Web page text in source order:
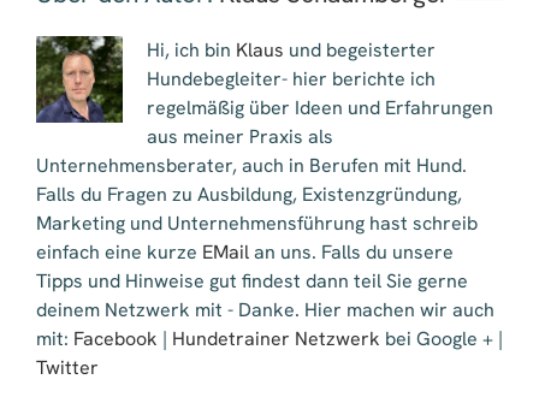
Hi, ich bin Klaus und begeisterter
Hundebegleiter- hier berichte ich
regelmäßig über Ideen und Erfahrungen
aus meiner Praxis als
Unternehmensberater, auch in Berufen mit Hund.
Falls du Fragen zu Ausbildung, Existenzgründung,
Marketing und Unternehmensführung hast schreib
einfach eine kurze EMailan uns. Falls du unsere
Tipps und Hinweise gut findest dann teil Sie gerne
deinem Netzwerk mit - Danke. Hier machen wir auch
mit: Facebook | Hundetrainer Netzwerk bei Google + |
Twitter